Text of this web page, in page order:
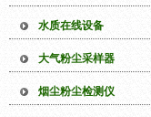
水质在线设备
大气粉尘采样器
烟尘粉尘检测仪